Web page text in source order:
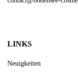
LINKS
Neuigkeiten